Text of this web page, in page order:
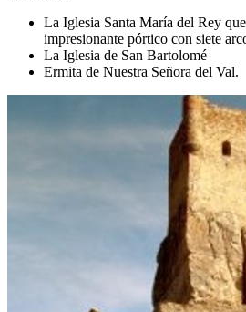
La Iglesia Santa María del Rey
impresionante pórtico con siete
La Iglesia de San Bartolomé
Ermita de Nuestra Señora del Val.